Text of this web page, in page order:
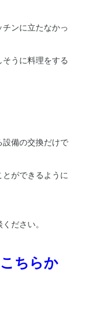
ンに立たなかっ
うに料理をする
設備の交換だけで
ができるように
ださい。
ちらか